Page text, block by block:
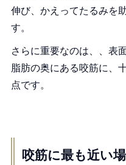
伸び、かえってたるみを
す。
さらに重要なのは、、表
脂肪の奥にある咬筋に、
点です。
咬筋に最も近い